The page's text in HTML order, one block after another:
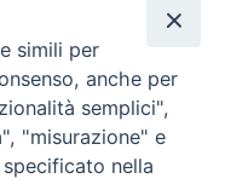
simili per
anche per
semplici",
"misurazione" e
nella